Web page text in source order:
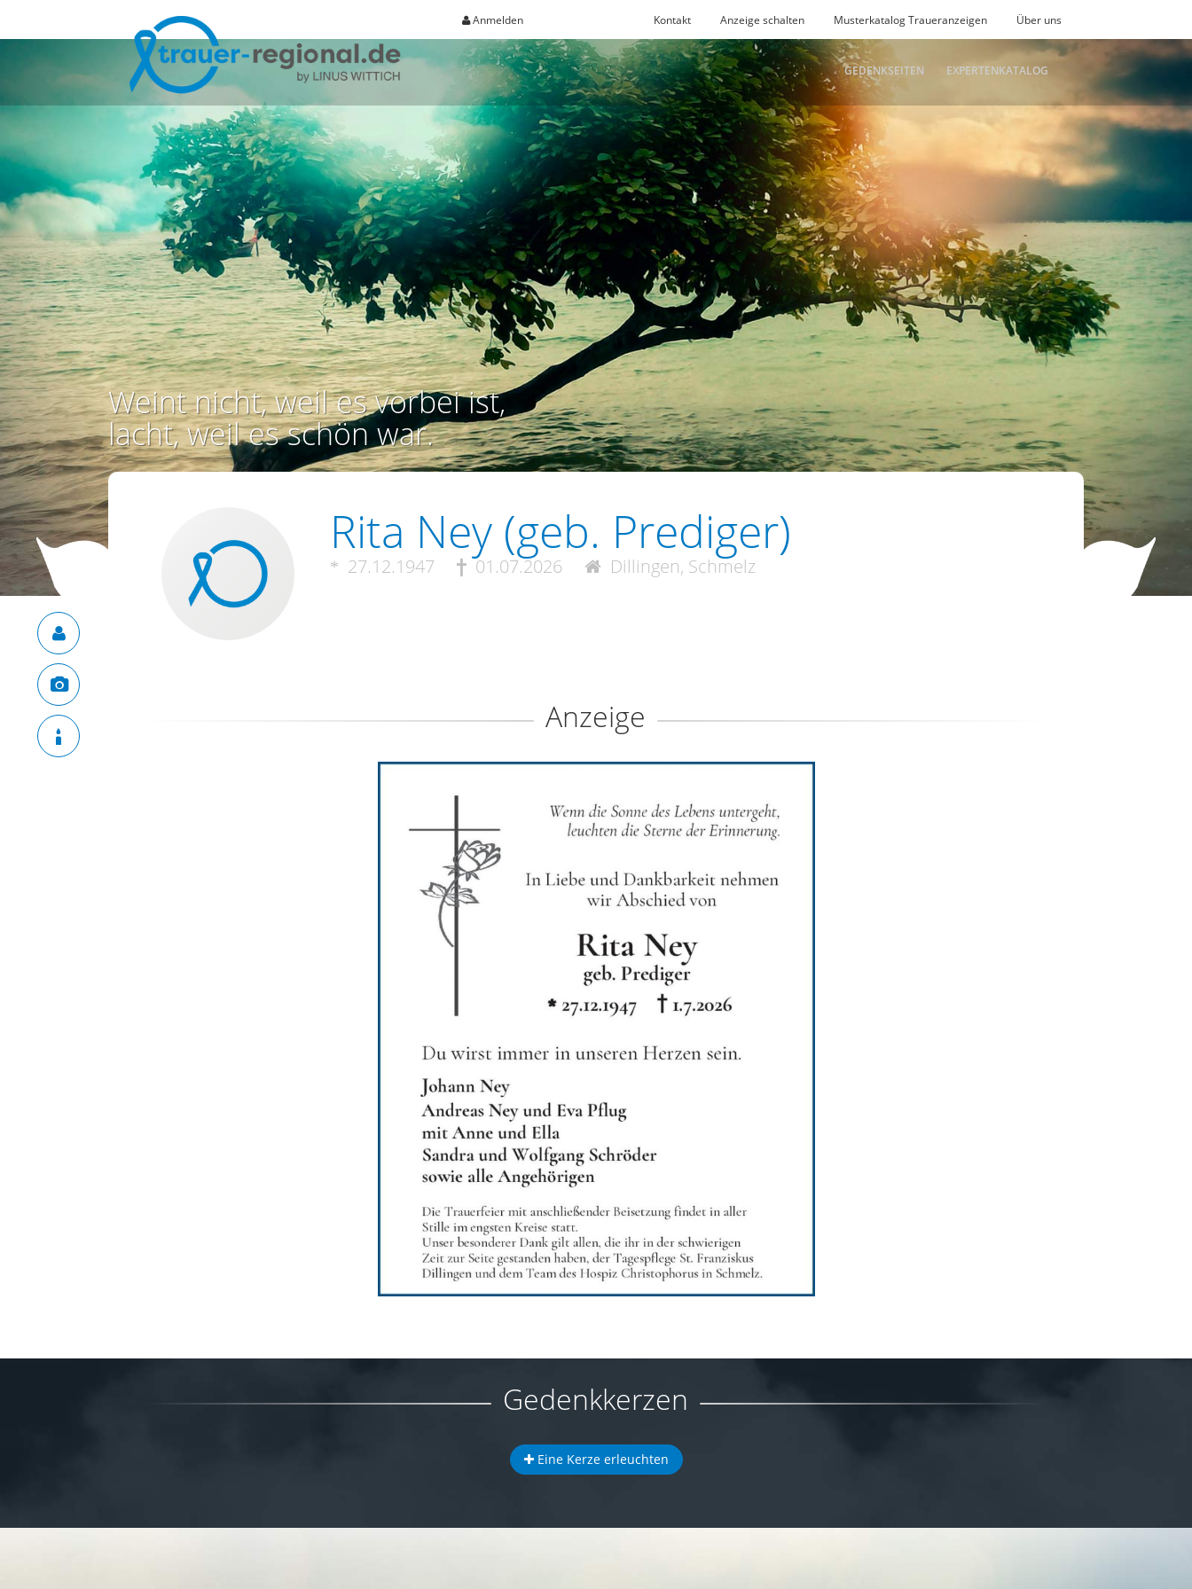
Anmelden Kontakt Anzeige schalten Musterkatalog Traueranzeigen Über uns
GEDENKSEITEN EXPERTENKATALOG
Weint nicht, weil es vorbei ist,
lacht, weil es schön war.
Rita Ney (geb. Prediger)
27.12.1947 01.07.2026 Dillingen, Schmelz
Anzeige
Gedenkkerzen
Eine Kerze erleuchten